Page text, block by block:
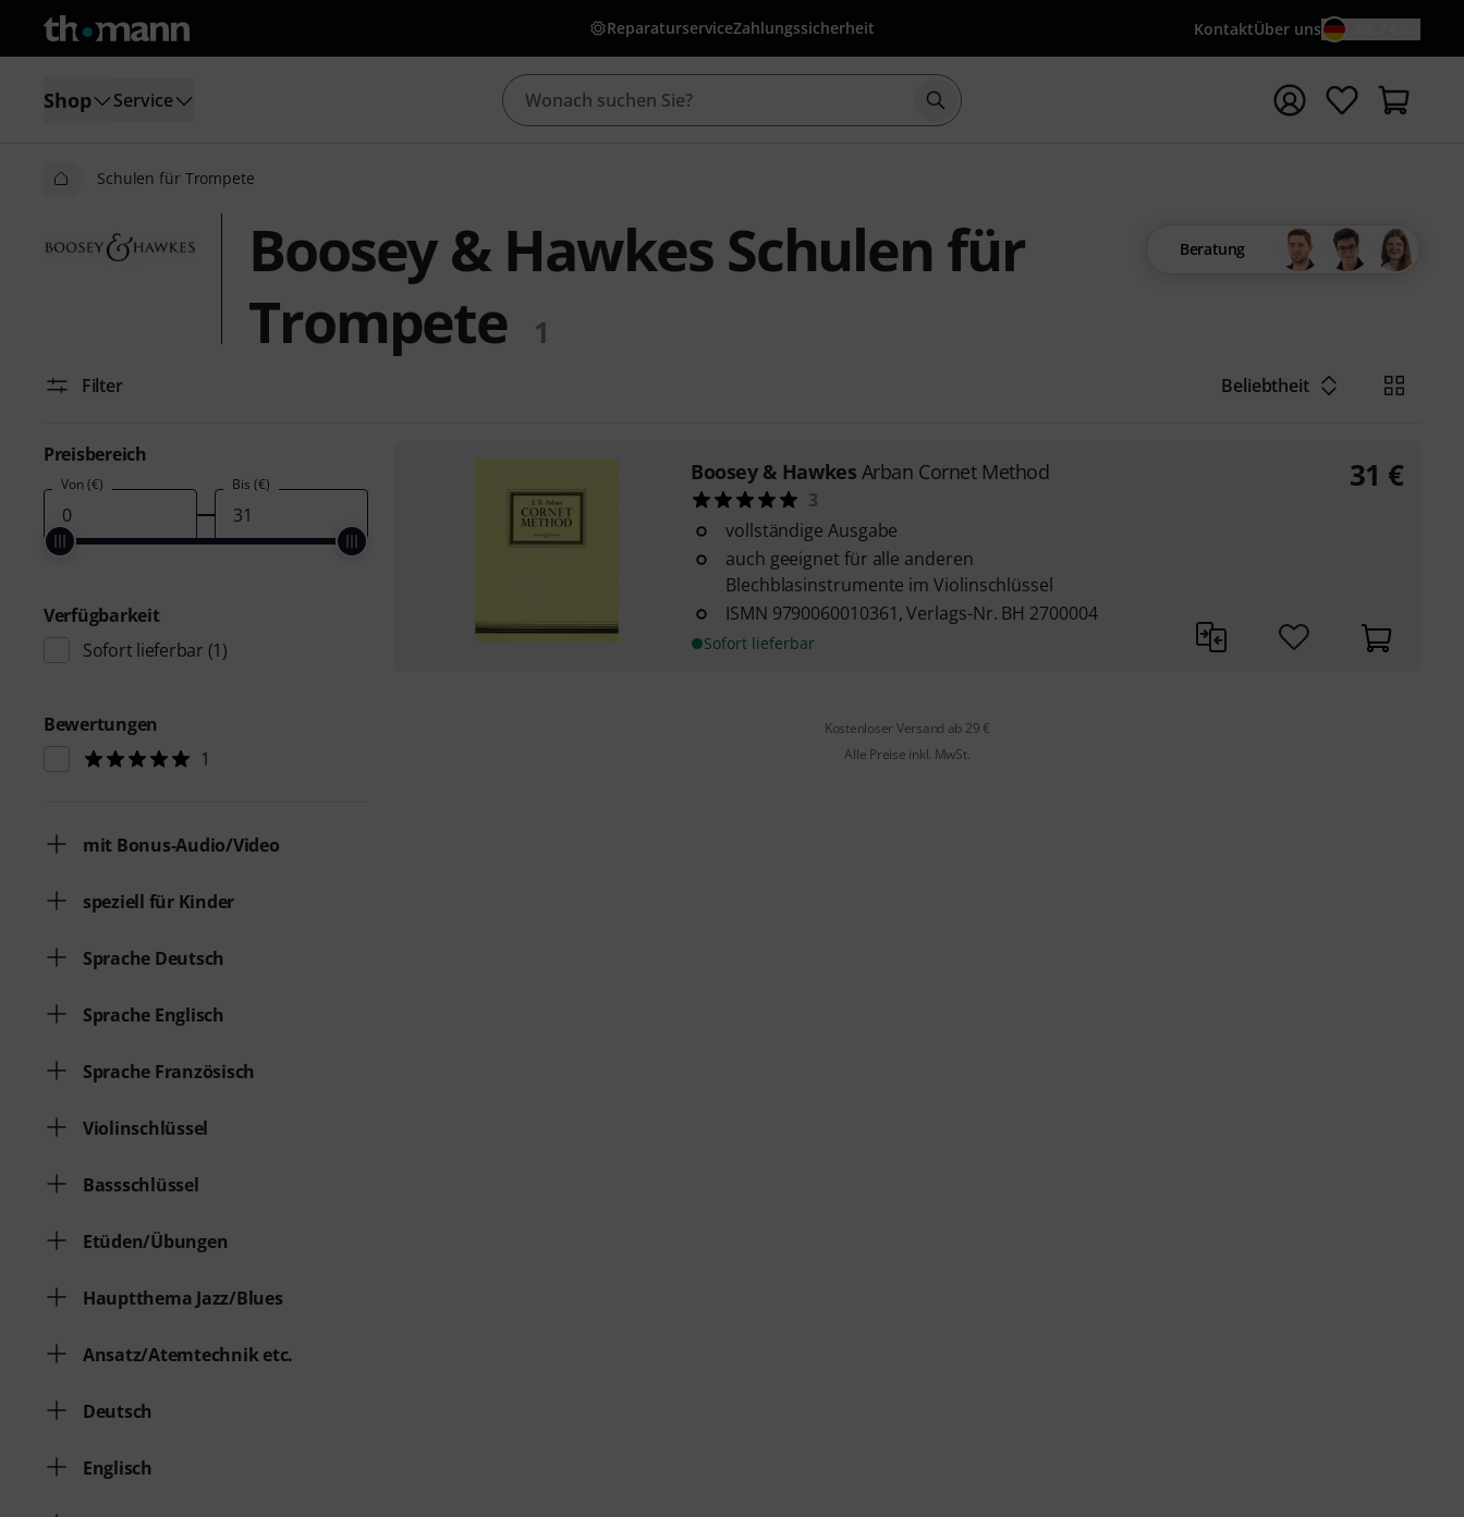
ReparaturserviceZahlungssicherheit KontaktÜber uns
Shop Service Suche mit Suchwort {searchTerm} starten
Schulen für Trompete
Boosey & Hawkes Schulen für
Trompete
1
Beratung
Filter Beliebtheit
Preisbereich
Von (€) Bis (€)
Verfügbarkeit
Sofort lieferbar (1)
Bewertungen
1
mit Bonus-Audio/Video
speziell für Kinder
Sprache Deutsch
Sprache Englisch
Sprache Französisch
Violinschlüssel
Bassschlüssel
Etüden/Übungen
Hauptthema Jazz/Blues
Ansatz/Atemtechnik etc.
Deutsch
Englisch
Boosey & Hawkes Arban Cornet Method
3
vollständige Ausgabe
auch geeignet für alle anderen
Blechblasinstrumente im Violinschlüssel
ISMN 9790060010361, Verlags-Nr. BH 2700004
Sofort lieferbar
31 €
Kostenloser Versand ab 29 €
Alle Preise inkl. MwSt.